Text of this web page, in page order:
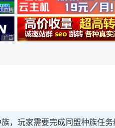
广告 商业广告，理性选择
广告 商业广告，理性选择
，玩家需要完成同盟种族任务